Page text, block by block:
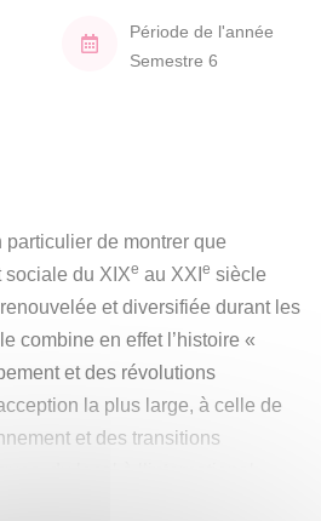
Période de l'année
Semestre 6
de montrer que
sociale du XIXe au XXI e siècle
et diversifiée durant les
combine en effet l’histoire «
et des révolutions
la plus large, à celle de
et des transitions
étroitement histoire rurale